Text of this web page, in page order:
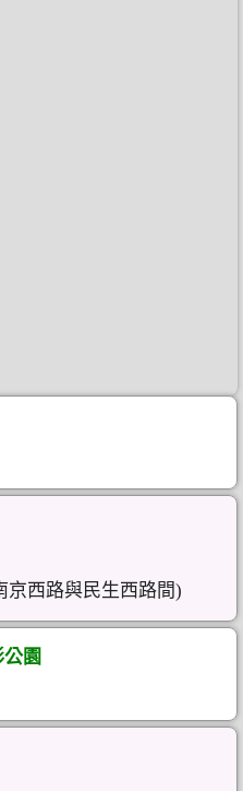
京西路與民生西路間)
園